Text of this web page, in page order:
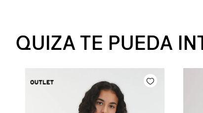
QUIZA TE PUEDA